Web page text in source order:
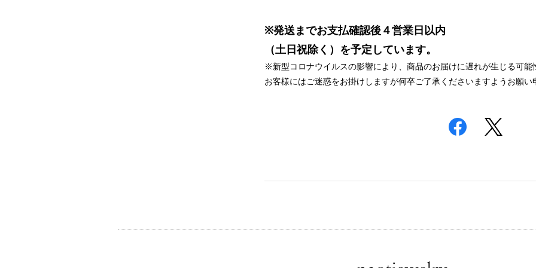
※発送までお支払確認後４営業日以内
（土日祝除く）を予定しています。
※新型コロナウイルスの影響により、商品のお届けに遅れが生じる可能
お客様にはご迷惑をお掛けしますが何卒ご了承くださいますようお願い